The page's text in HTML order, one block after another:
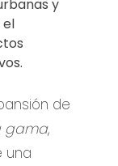
y
de
gama,
una